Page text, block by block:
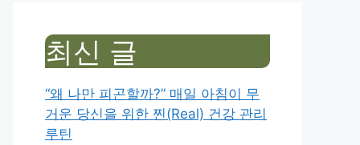
최신 글
“왜 나만 피곤할까?” 매일 아침이 무
거운 당신을 위한 찐(Real) 건강 관리
루틴